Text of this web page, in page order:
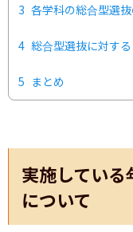
3 各学科の総合型選
4 総合型選抜に対す
5 まとめ
実施してい
について